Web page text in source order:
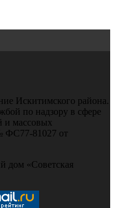
Искитимского района.
по надзору в сфере
и массовых
ФС77-81027 от
дом «Советская